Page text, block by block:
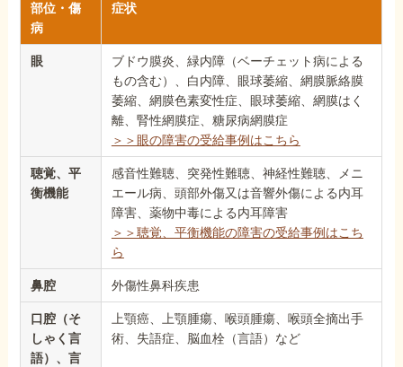
部位・傷
病
症状
眼
ブドウ膜炎、緑内障（ベーチェット病による
もの含む）、白内障、眼球萎縮、網膜脈絡膜
萎縮、網膜色素変性症、眼球萎縮、網膜はく
離、腎性網膜症、糖尿病網膜症
＞＞眼の障害の受給事例はこちら
聴覚、平
衡機能
感音性難聴、突発性難聴、神経性難聴、メニ
エール病、頭部外傷又は音響外傷による内耳
障害、薬物中毒による内耳障害
＞＞聴覚、平衡機能の障害の受給事例はこち
ら
鼻腔 外傷性鼻科疾患
口腔（そ
しゃく言
語）、言
上顎癌、上顎腫瘍、喉頭腫瘍、喉頭全摘出手
術、失語症、脳血栓（言語）など